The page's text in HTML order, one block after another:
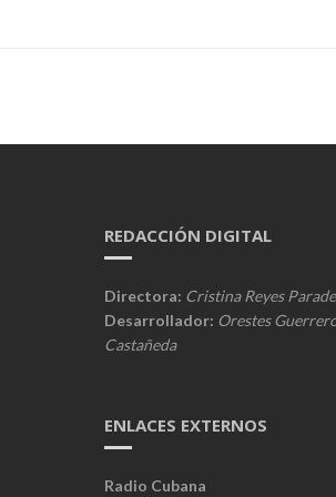
REDACCIÓN DIGITAL
Directora: Cristina Reyes
Desarrollador: Orestes
Castañeda
ENLACES EXTERNOS
Radio Cubana